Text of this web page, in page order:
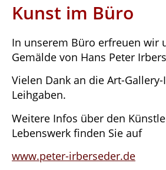
Kunst im Büro
In unserem Büro erfreuen wir
Gemälde von Hans Peter
Vielen Dank an die Art-
Leihgaben.
Weitere Infos über den
Lebenswerk finden Sie auf
www.peter-irberseder.de